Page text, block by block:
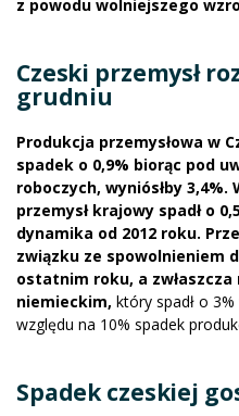
z powodu wolniejszego
Czeski przemysł
grudniu
Produkcja przemysłowa w
spadek o 0,9% biorąc pod
roboczych, wyniósłby 3,4%.
przemysł krajowy spadł o
dynamika od 2012 roku.
związku ze spowolnieniem
ostatnim roku, a
niemieckim, który spadł o
względu na 10% spadek
Spadek czeskiej